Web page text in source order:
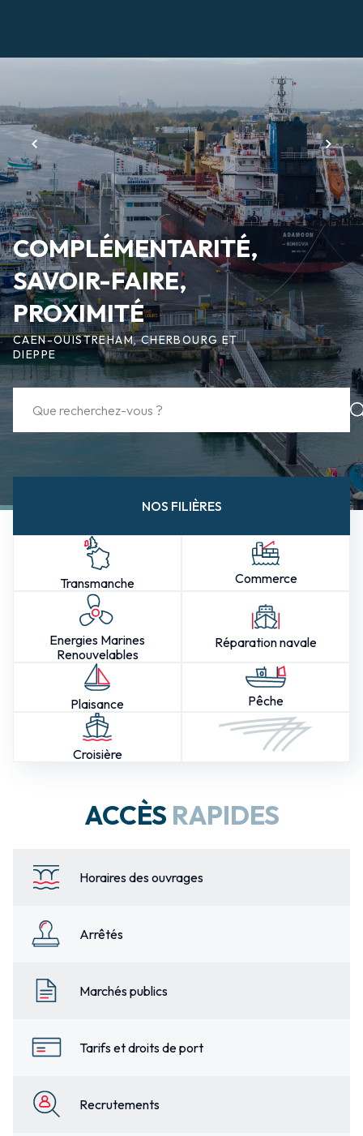
Page
d'accueil
COMPLÉMENTARITÉ,
SAVOIR-FAIRE,
PROXIMITÉ
CAEN-OUISTREHAM, CHERBOURG ET
DIEPPE
NOS FILIÈRES
Transmanche Commerce
Energies Marines
Renouvelables
Réparation navale
Plaisance Pêche
Croisière
ACCÈS RAPIDES
Horaires des ouvrages
Arrêtés
Marchés publics
Tarifs et droits de port
Recrutements